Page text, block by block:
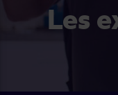
Les experts du volet